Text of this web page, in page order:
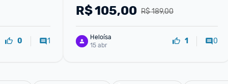
0 1
R$ 189,00
R$105,00
Heloísa
15 abr
1 0